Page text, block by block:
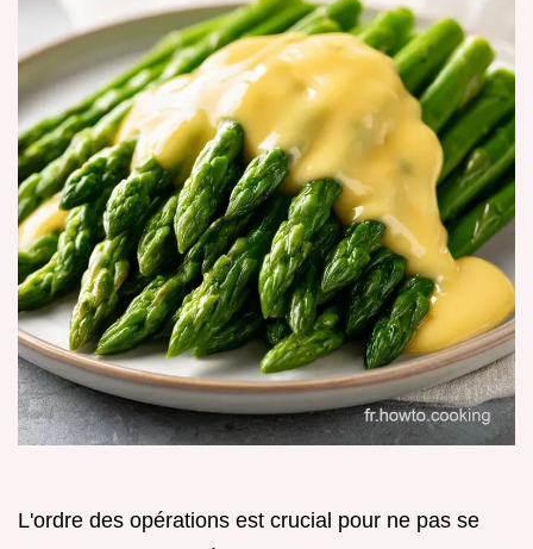
L'ordre des opérations est crucial pour ne pas se